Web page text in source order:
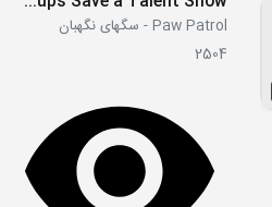
Paw Patrol - سگهای نگهبان
2504